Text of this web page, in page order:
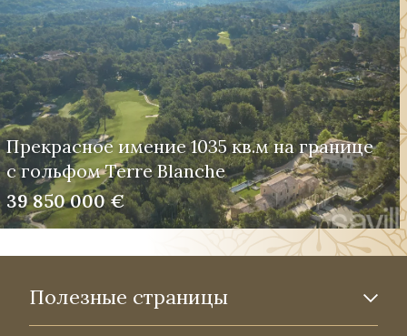
Прекрасное имение 1035 кв.м на границе
с гольфом Terre Blanche
39 850 000 €
Полезные страницы